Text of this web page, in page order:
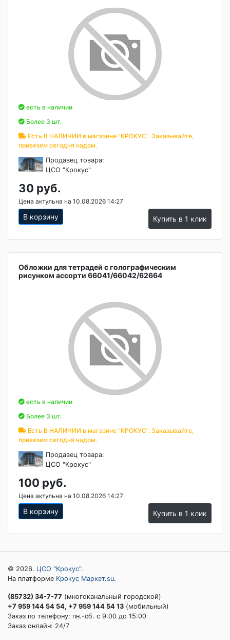
есть в наличии
Более 3 шт.
Есть В НАЛИЧИИ в магазине "КРОКУС". Заказывайте,
привезем сегодня надом.
Продавец товара:
ЦСО "Крокус"
30 руб.
Цена актульна на 10.08.2026 14:27
В корзину Купить в 1 клик
Обложки для тетрадей с голографическим
рисунком ассорти 66041/66042/62664
есть в наличии
Более 3 шт.
Есть В НАЛИЧИИ в магазине "КРОКУС". Заказывайте,
привезем сегодня надом.
Продавец товара:
ЦСО "Крокус"
100 руб.
Цена актульна на 10.08.2026 14:27
В корзину Купить в 1 клик
© 2026. ЦСО "Крокус".
На платформе Крокус Маркет.su.
(85732) 34-7-77 (многоканальный городской)
+7 959 144 54 54, +7 959 144 54 13 (мобильный)
Заказ по телефону: пн.-сб. c 9:00 до 15:00
Заказ онлайн: 24/7